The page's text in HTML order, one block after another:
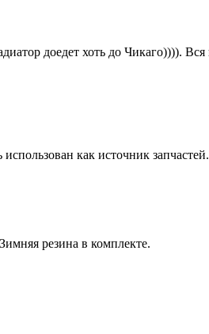
доедет хоть до
как источник
резина в комплекте.